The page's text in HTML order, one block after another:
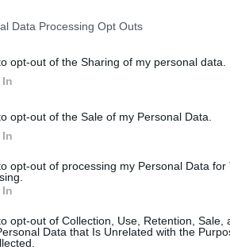
Data Processing Opt Outs
opt-out of the Sharing of my personal data.
opt-out of the Sale of my Personal Data.
opt-out of processing my Personal Data for
opt-out of Collection, Use, Retention, Sale,
Data that Is Unrelated with the